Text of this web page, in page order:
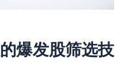
爆发股筛选技